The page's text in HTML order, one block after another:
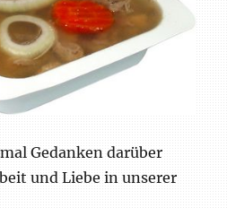
Gedanken darüber
und Liebe in unserer